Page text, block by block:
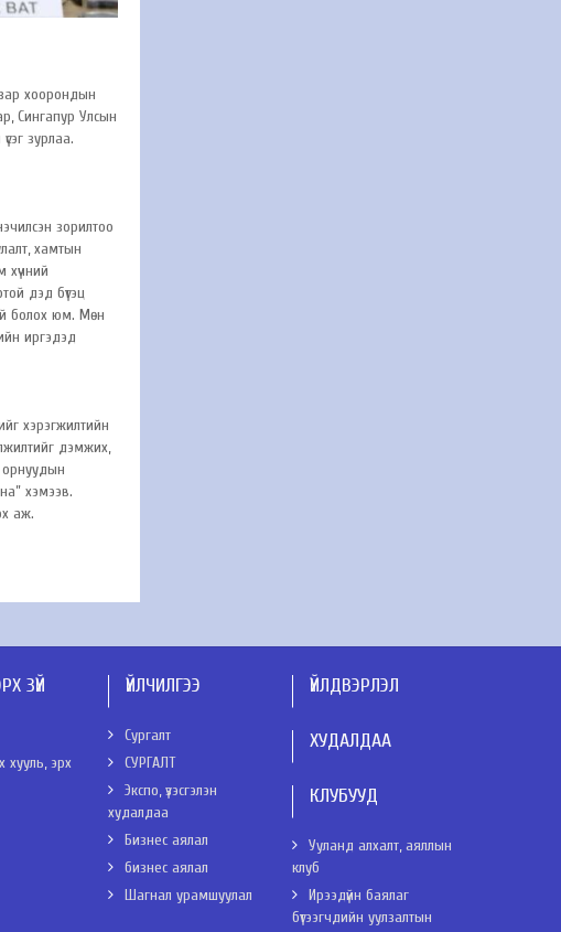
хоорондын
Сингапур Улсын
зурлаа.
зорилтоо
хамтын
хүчний
дэд бүтэц
болох юм. Мөн
иргэдэд
хэрэгжилтийн
дэмжих,
орнуудын
хэмээв.
аж.
ЗҮЙ
хууль, эрх
ҮЙЛЧИЛГЭЭ
Сургалт
СУРГАЛТ
Экспо, үзэсгэлэн
худалдаа
Бизнес аялал
бизнес аялал
Шагнал урамшуулал
ҮЙЛДВЭРЛЭЛ
ХУДАЛДАА
КЛУБУУД
Ууланд алхалт, аяллын
клуб
Ирээдүйн баялаг
бүтээгчдийн уулзалтын